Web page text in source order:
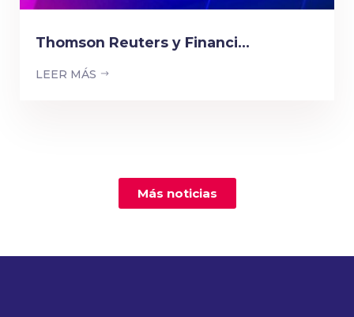
Thomson Reuters y Financi...
LEER MÁS
Más noticias